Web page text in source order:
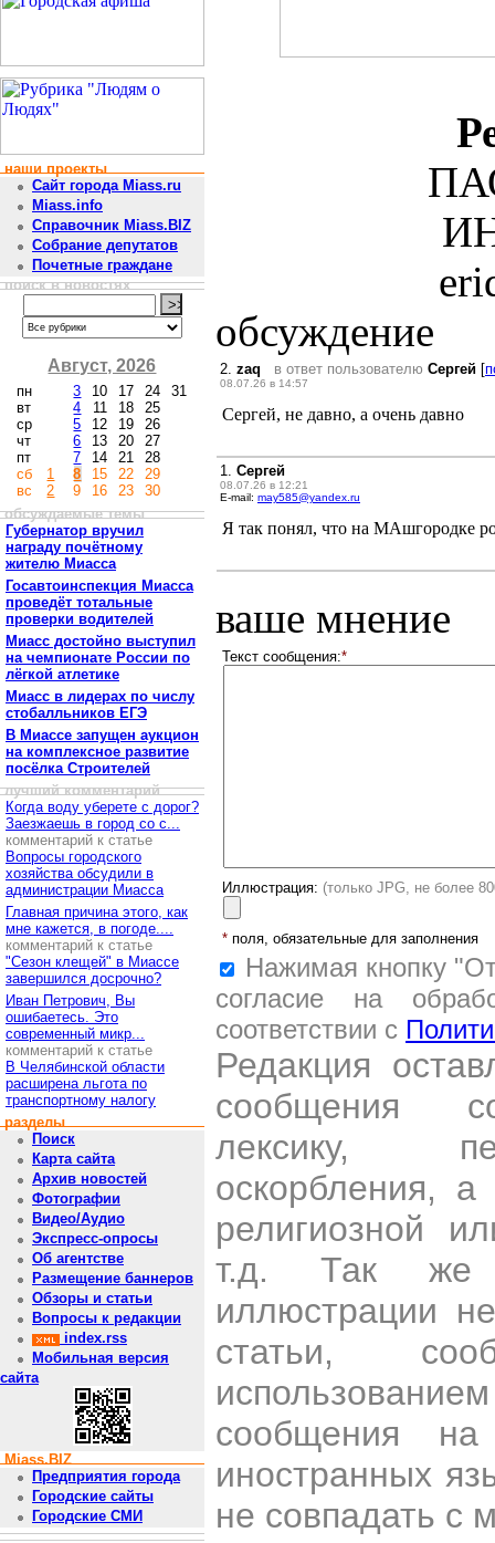
наши проекты
Сайт города Miass.ru
Miass.info
Справочник Miass.BIZ
Собрание депутатов
Почетные граждане
поиск в новостях
Август, 2026
пн
вт
ср
чт
пт
сб
вс
1
2
3
4
5
6
7
8
9
10
11
12
13
14
15
16
17
18
19
20
21
22
23
24
25
26
27
28
29
30
31
обсуждаемые темы
Губернатор вручил
награду почётному
жителю Миасса
Госавтоинспекция Миасса
проведёт тотальные
проверки водителей
Миасс достойно выступил
на чемпионате России по
лёгкой атлетике
Миасс в лидерах по числу
стобалльников ЕГЭ
В Миассе запущен аукцион
на комплексное развитие
посёлка Строителей
лучший комментарий
Когда воду уберете с дорог?
Заезжаешь в город со с...
комментарий к статье
Вопросы городского
хозяйства обсудили в
администрации Миасса
Главная причина этого, как
мне кажется, в погоде....
комментарий к статье
"Сезон клещей" в Миассе
завершился досрочно?
Иван Петрович, Вы
ошибаетесь. Это
современный микр...
комментарий к статье
В Челябинской области
расширена льгота по
транспортному налогу
разделы
Поиск
Карта сайта
Архив новостей
Фотографии
Видео/Аудио
Экспресс-опросы
Об агентстве
Размещение баннеров
Обзоры и статьи
Вопросы к редакции
index.rss
Мобильная версия
сайта
Miass.BIZ
Предприятия города
Городские сайты
Городские СМИ
обсуждение
2. zaq в ответ пользователю Сергей [
08.07.26 в 14:57
Сергей, не давно, а очень давно
1. Сергей
08.07.26 в 12:21
E-mail: may585@yandex.ru
Я так понял, что на МАшгородке
ваше мнение
Текст сообщения:*
Иллюстрация: (только JPG, не более
* поля, обязательные для заполнения
Нажимая кнопку
согласие на
соответствии с
Редакция
сообщения
лексику,
оскорбления,
религиозной
т.д. Так же
иллюстрации
статьи,
сообщения
иностранных
не совпадать с